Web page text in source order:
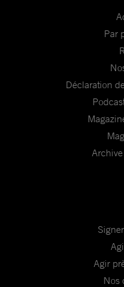
Par
Déclaration
Agir
Nos